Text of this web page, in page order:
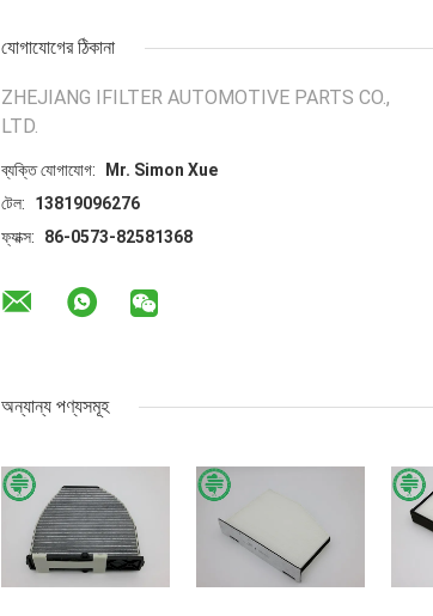
যোগাযোগের ঠিকানা
ZHEJIANG IFILTER AUTOMOTIVE PARTS CO.,
LTD.
ব্যক্তি যোগাযোগ:
Mr. Simon Xue
টেল:
13819096276
ফ্যাক্স:
86-0573-82581368
অন্যান্য পণ্যসমূহ